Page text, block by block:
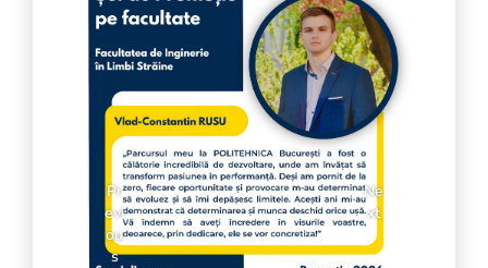
Pr
evi
ou
s
Ne
xt